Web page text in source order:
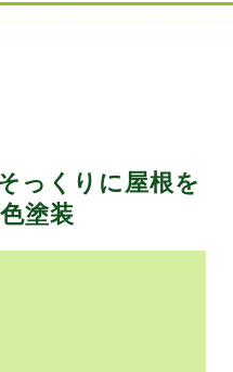
っくりに屋根を
塗装